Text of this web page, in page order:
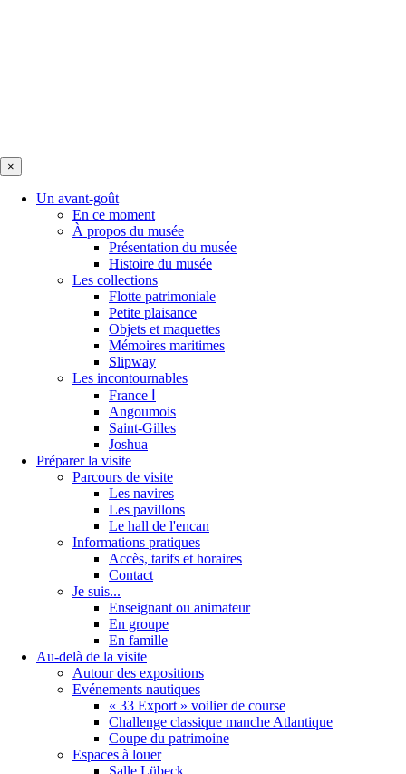
×
Un avant-goût
En ce moment
À propos du musée
Présentation du musée
Histoire du musée
Les collections
Flotte patrimoniale
Petite plaisance
Objets et maquettes
Mémoires maritimes
Slipway
Les incontournables
France Ⅰ
Angoumois
Saint-Gilles
Joshua
Préparer la visite
Parcours de visite
Les navires
Les pavillons
Le hall de l'encan
Informations pratiques
Accès, tarifs et horaires
Contact
Je suis...
Enseignant ou animateur
En groupe
En famille
Au-delà de la visite
Autour des expositions
Evénements nautiques
« 33 Export » voilier de course
Challenge classique manche Atlantique
Coupe du patrimoine
Espaces à louer